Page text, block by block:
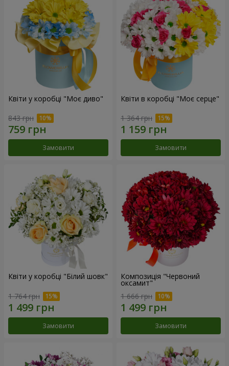
Квіти у коробці "Моє диво"
843 грн
Замовити
Квіти в коробці "Моє серце"
1 364 грн
Замовити
Квіти у коробці "Білий шовк"
1 764 грн
Замовити
Композиція "Червоний
оксамит"
1 666 грн
Замовити